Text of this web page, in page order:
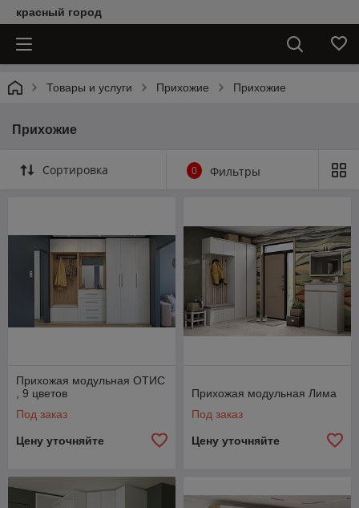
красный город
Товары и услуги Прихожие Прихожие
Прихожие
Сортировка 0 Фильтры
Прихожая модульная ОТИС
, 9 цветов
Под заказ
Цену уточняйте
Прихожая модульная Лима
Под заказ
Цену уточняйте